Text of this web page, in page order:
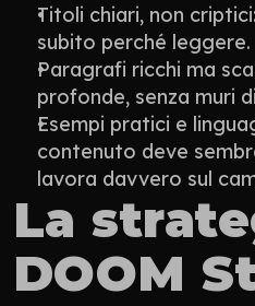
Titoli chiari, non
subito perché leggere.
Paragrafi ricchi ma
profonde, senza muri
Esempi pratici e
contenuto deve
lavora davvero sul
La
DOOM